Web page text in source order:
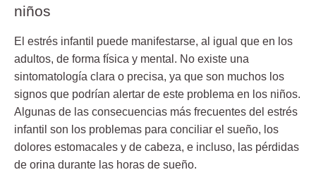
niños
El estrés infantil puede manifestarse, al igual que en los
adultos, de forma física y mental. No existe una
sintomatología clara o precisa, ya que son muchos los
signos que podrían alertar de este problema en los niños.
Algunas de las consecuencias más frecuentes del estrés
infantil son los problemas para conciliar el sueño, los
dolores estomacales y de cabeza, e incluso, las pérdidas
de orina durante las horas de sueño.